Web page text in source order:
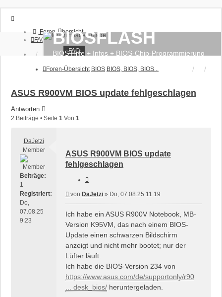
Foren-Übersicht
FAQ
Anmelden
BIOSFLASH
BIOS Hilfe + Infos + BIOS-Chip-Programmierung
FAQ
Foren-Übersicht BIOS BIOS, BIOS, BIOS...
ASUS R900VM BIOS update fehlgeschlagen
Antworten
2 Beiträge • Seite 1 Von 1
DaJetzi
Member
Beiträge:
1
Registriert:
Do,
07.08.25
9:23
ASUS R900VM BIOS update
fehlgeschlagen
Beitrag
von DaJetzi » Do, 07.08.25 11:19
Ich habe ein ASUS R900V Notebook, MB-
Version K95VM, das nach einem BIOS-
Update einen schwarzen Bildschirm
anzeigt und nicht mehr bootet; nur der
Lüfter läuft.
Ich habe die BIOS-Version 234 von
https://www.asus.com/de/supportonly/r90
... desk_bios/ heruntergeladen.